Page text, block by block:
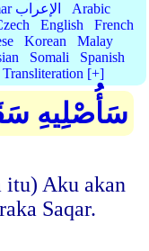
Grammar الإعراب
Arabic
English
French
Korean
Malay
Somali
Spanish
Transliteration [+]
سَأُصْلِيهِ
itu) Aku akan
Saqar.